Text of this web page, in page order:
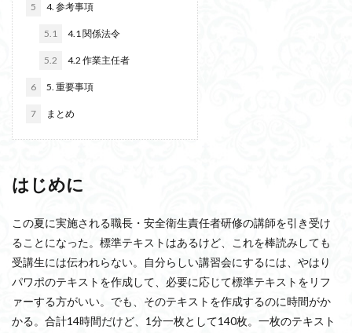
5 4. 参考事項
5.1 4.1 関係法令
5.2 4.2 作業主任者
6 5. 重要事項
7 まとめ
はじめに
この夏に実施される職長・安全衛生責任者研修の講師を引き受け
ることになった。標準テキストはあるけど、これを棒読みしても
受講生には伝われらない。自分らしい講習会にするには、やはり
パワポのテキストを作成して、必要に応じて標準テキストをリフ
ァーする方がいい。でも、そのテキストを作成するのに時間がか
かる。合計14時間だけど、1分一枚として140枚。一枚のテキスト